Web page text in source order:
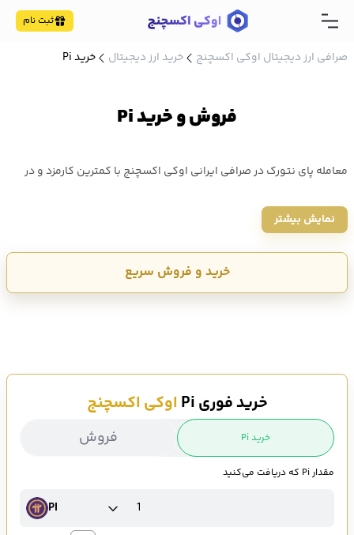
ثبت نام
صرافی ارز دیجیتال اوکی اکسچنج خرید ارز دیجیتال خرید Pi
فروش و خرید Pi
معامله پای نتورک در صرافی ایرانی اوکی اکسچنج با کمترین کارمزد و در
نمایش بیشتر
خرید و فروش سریع
خرید فوری Pi اوکی اکسچنج
خرید Pi فروش
مقدار Pi که دریافت می‌کنید
PI